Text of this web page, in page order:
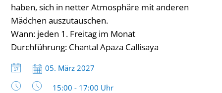
Freitag)
bis
Uhr
haben, sich in netter Atmosphäre mit anderen
Mädchen auszutauschen.
Wann: jeden 1. Freitag im Monat
Durchführung: Chantal Apaza Callisaya
Datum:
05. März 2027
Uhrzeit:
15:00 - 17:00 Uhr